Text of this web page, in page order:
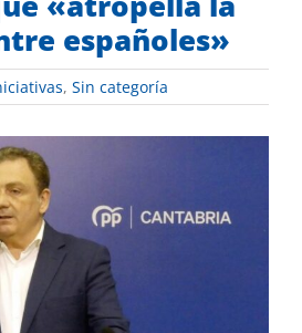
españoles»
, Sin categoría